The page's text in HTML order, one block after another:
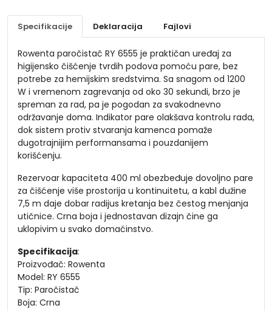
Specifikacije Deklaracija Fajlovi
Rowenta paročistač RY 6555 je praktičan uređaj za
higijensko čišćenje tvrdih podova pomoću pare, bez
potrebe za hemijskim sredstvima. Sa snagom od 1200
W i vremenom zagrevanja od oko 30 sekundi, brzo je
spreman za rad, pa je pogodan za svakodnevno
održavanje doma. Indikator pare olakšava kontrolu rada,
dok sistem protiv stvaranja kamenca pomaže
dugotrajnijim performansama i pouzdanijem
korišćenju.
Rezervoar kapaciteta 400 ml obezbeđuje dovoljno pare
za čišćenje više prostorija u kontinuitetu, a kabl dužine
7,5 m daje dobar radijus kretanja bez čestog menjanja
utičnice. Crna boja i jednostavan dizajn čine ga
uklopivim u svako domaćinstvo.
Specifikacija:
Proizvođač: Rowenta
Model: RY 6555
Tip: Paročistač
Boja: Crna